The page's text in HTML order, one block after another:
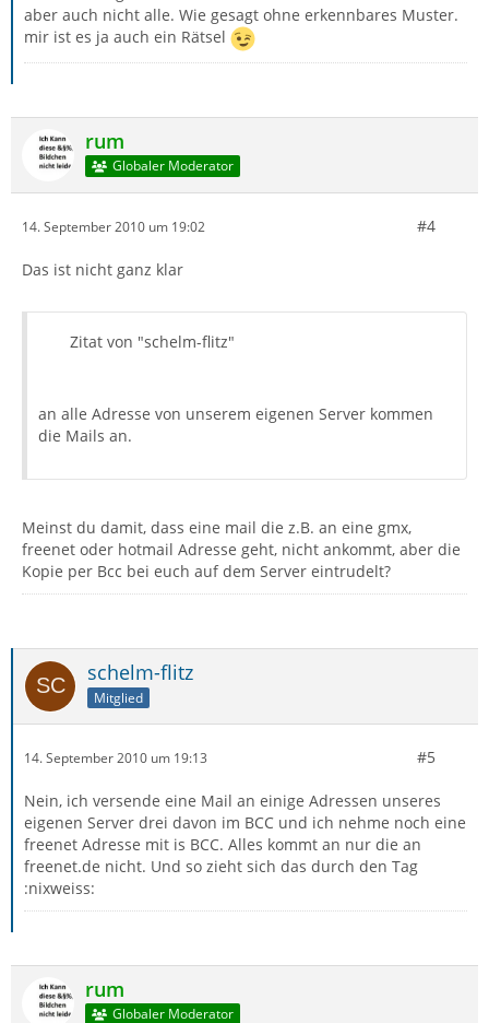
aber auch nicht alle. Wie gesagt ohne erkennbares Muster.
mir ist es ja auch ein Rätsel
rum
Globaler Moderator
14. September 2010 um 19:02 #4
Das ist nicht ganz klar
Zitat von "schelm-flitz"
an alle Adresse von unserem eigenen Server kommen
die Mails an.
Meinst du damit, dass eine mail die z.B. an eine gmx,
freenet oder hotmail Adresse geht, nicht ankommt, aber die
Kopie per Bcc bei euch auf dem Server eintrudelt?
schelm-flitz
Mitglied
14. September 2010 um 19:13 #5
Nein, ich versende eine Mail an einige Adressen unseres
eigenen Server drei davon im BCC und ich nehme noch eine
freenet Adresse mit is BCC. Alles kommt an nur die an
freenet.de nicht. Und so zieht sich das durch den Tag
:nixweiss:
rum
Globaler Moderator